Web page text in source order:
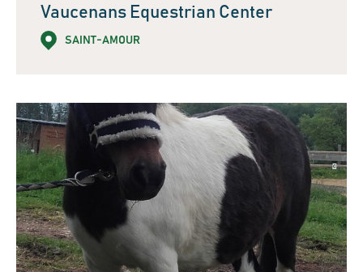
Vaucenans Equestrian Center
SAINT-AMOUR